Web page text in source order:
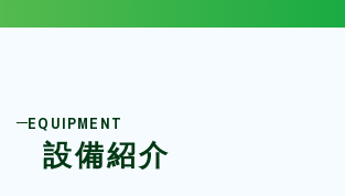
EQUIPMENT
設備紹介